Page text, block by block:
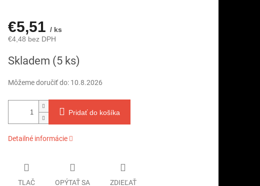
€5,51 / ks
€4,48 bez DPH
cena:
Skladem (5 ks)
Môžeme doručiť do: 10.8.2026
Pridať do košíka
Detailné informácie
TLAČ OPÝTAŤ SA ZDIEĽAŤ